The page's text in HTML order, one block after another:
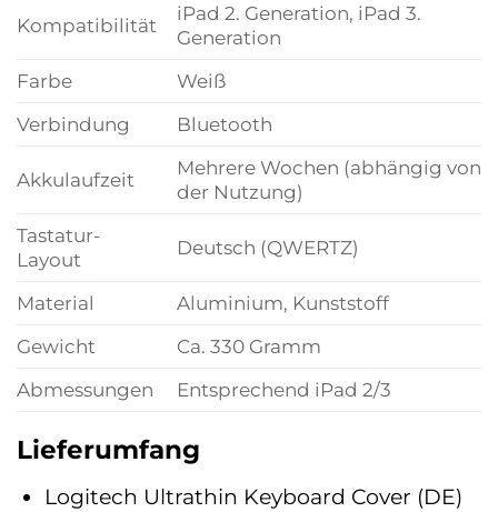
Kompatibilität
iPad 2. Generation, iPad 3.
Generation
Farbe
Weiß
Verbindung
Bluetooth
Akkulaufzeit
Mehrere Wochen (abhängig von
der Nutzung)
Tastatur-
Layout
Deutsch (QWERTZ)
Material
Aluminium, Kunststoff
Gewicht
Ca. 330 Gramm
Abmessungen
Entsprechend iPad 2/3
Lieferumfang
Logitech Ultrathin Keyboard Cover (DE)